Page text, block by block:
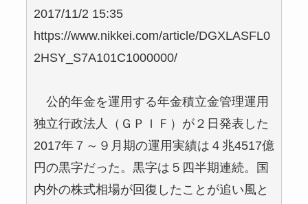
2017/11/2 15:35
https://www.nikkei.com/article/DGXLASFL0
2HSY_S7A101C1000000/
公的年金を運用する年金積立金管理運用
独立行政法人（ＧＰＩＦ）が２日発表した
2017年７～９月期の運用実績は４兆4517億
円の黒字だった。黒字は５四半期連続。国
内外の株式相場が回復したことが追い風と